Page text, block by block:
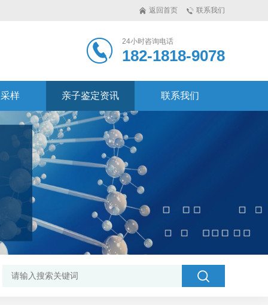
返回首页 联系我们
24小时咨询电话
182-1818-9078
样 亲子鉴定资讯 联系我们